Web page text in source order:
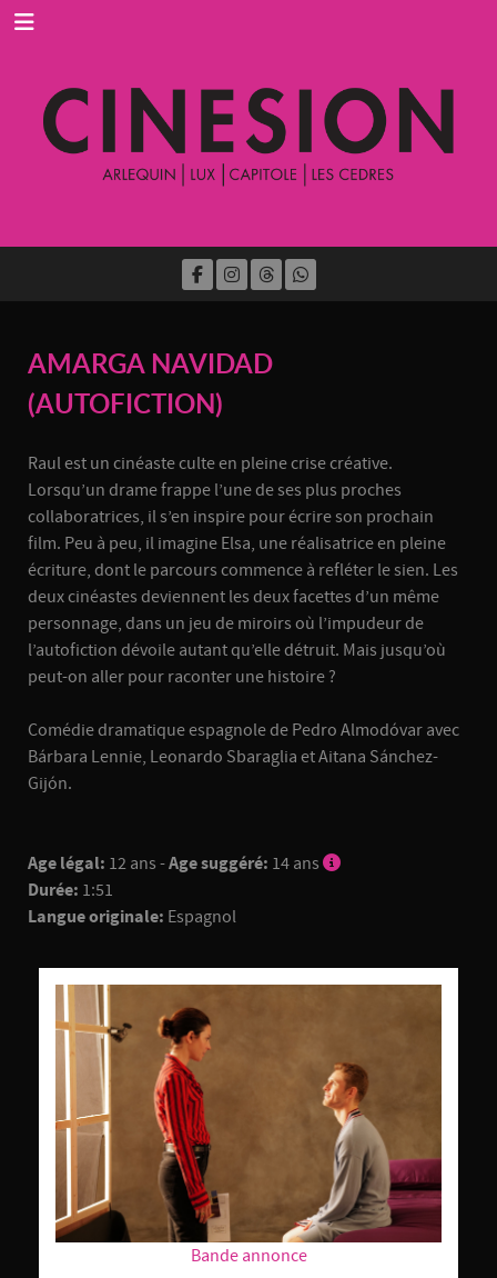
AMARGA NAVIDAD
(AUTOFICTION)
Raul est un cinéaste culte en pleine crise créative.
Lorsqu’un drame frappe l’une de ses plus proches
collaboratrices, il s’en inspire pour écrire son prochain
film. Peu à peu, il imagine Elsa, une réalisatrice en pleine
écriture, dont le parcours commence à refléter le sien. Les
deux cinéastes deviennent les deux facettes d’un même
personnage, dans un jeu de miroirs où l’impudeur de
l’autofiction dévoile autant qu’elle détruit. Mais jusqu’où
peut-on aller pour raconter une histoire ?
Comédie dramatique espagnole de Pedro Almodóvar avec
Bárbara Lennie, Leonardo Sbaraglia et Aitana Sánchez-
Gijón.
Age légal: 12 ans -Age suggéré: 14 ans
Durée: 1:51
Langue originale: Espagnol
Bande annonce